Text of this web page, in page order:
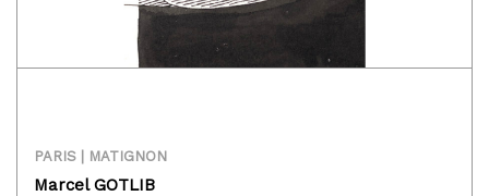
PARIS | MATIGNON
Marcel GOTLIB